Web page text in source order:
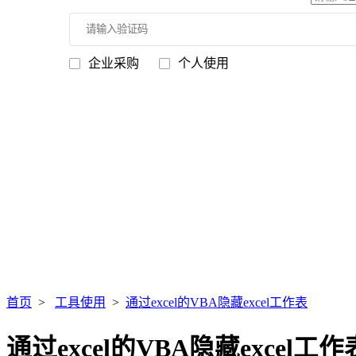
企业采购 个人使用
首页 > 工具使用 > 通过excel的VBA隐藏excel工作表
通过excel的VBA隐藏excel工作